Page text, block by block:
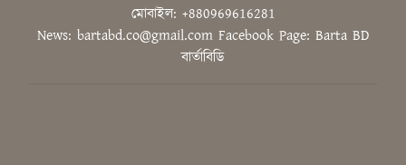
‘গণভোটের রায় সম্মান করুন, সংবিধান
সংস্কার কমিশন গঠন করুন’
মোবাইল: +880969616281
News: bartabd.co@gmail.com Facebook Page: Barta BD
বার্তাবিডি